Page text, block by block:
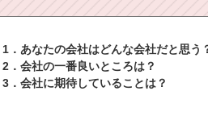
1．あなたの会社はどんな会社だと思う
2．会社の一番良いところは？
3．会社に期待していることは？